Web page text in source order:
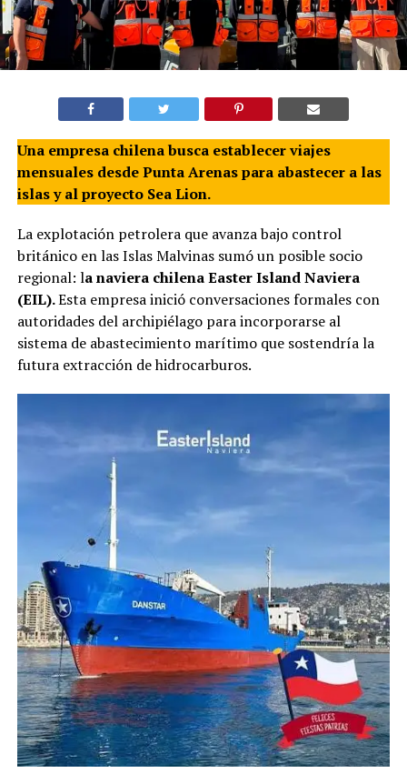
Una empresa chilena busca establecer viajes
mensuales desde Punta Arenas para abastecer a las
islas y al proyecto Sea Lion.
La explotación petrolera que avanza bajo control
británico en las Islas Malvinas sumó un posible socio
regional: la naviera chilena Easter Island Naviera
(EIL).Esta empresa inició conversaciones formales con
autoridades del archipiélago para incorporarse al
sistema de abastecimiento marítimo que sostendría la
futura extracción de hidrocarburos.